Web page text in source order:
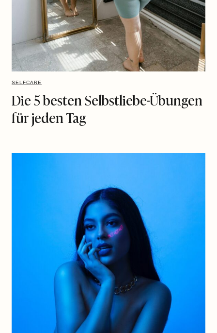
SELFCARE
Die 5 besten Selbstliebe-Übungen
für jeden Tag